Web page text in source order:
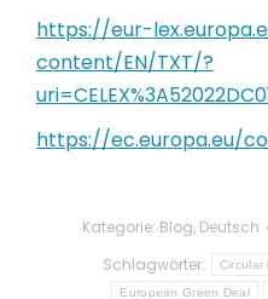
https://eur-
content/EN/TXT/?
https://ec.europa.eu/
Kategorie: Blog, Deutsch
Schlagwörter:
Circular
European Green Deal